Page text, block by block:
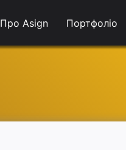
Про Asign Портфоліо